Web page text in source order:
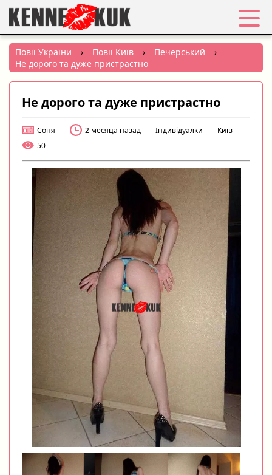
Обране
Вхід
Реєстрація
Міста:
РУС|
УКР
Створити оголошення
Повії України › Повії Київ › Печерський
›
Не дорого та дуже пристрастно
Не дорого та дуже пристрастно
Соня - 2 месяца назад - Індивідуалки - Київ -
50